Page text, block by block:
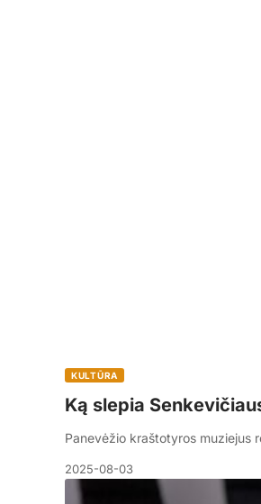
KULTŪRA
Ką slepia
Panevėžio kraštotyros muziejus
2025-08-03